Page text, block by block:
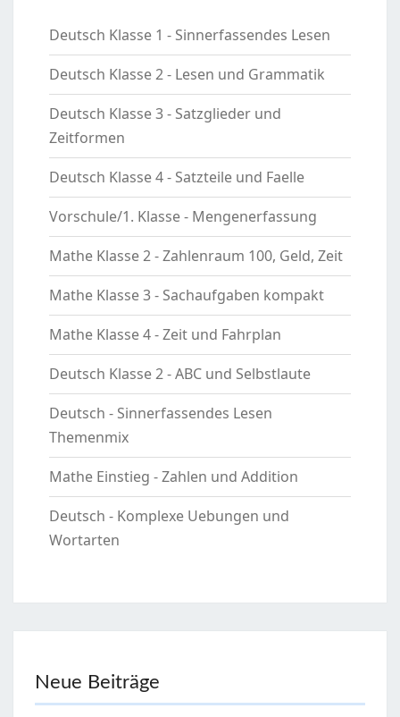
Deutsch Klasse 1 - Sinnerfassendes Lesen
Deutsch Klasse 2 - Lesen und Grammatik
Deutsch Klasse 3 - Satzglieder und
Zeitformen
Deutsch Klasse 4 - Satzteile und Faelle
Vorschule/1. Klasse - Mengenerfassung
Mathe Klasse 2 - Zahlenraum 100, Geld, Zeit
Mathe Klasse 3 - Sachaufgaben kompakt
Mathe Klasse 4 - Zeit und Fahrplan
Deutsch Klasse 2 - ABC und Selbstlaute
Deutsch - Sinnerfassendes Lesen
Themenmix
Mathe Einstieg - Zahlen und Addition
Deutsch - Komplexe Uebungen und
Wortarten
Neue Beiträge